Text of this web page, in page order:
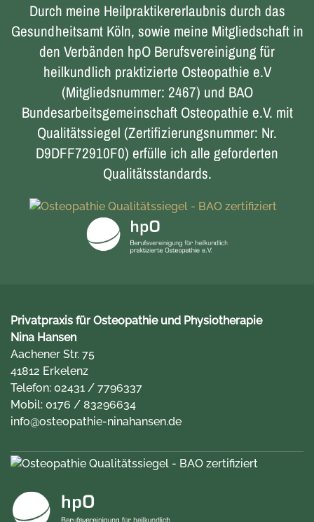
Durch meine Heilpraktikererlaubnis durch das
Gesundheitsamt Köln, sowie meine Mitgliedschaft in
den Verbänden hpO Berufsvereinigung für
heilkundlich praktizierte Osteopathie e.V
(Mitgliedsnummer: 2467) und BAO
Bundesarbeitsgemeinschaft Osteopathie e.V. mit
Qualitätssiegel (Zertifizierungsnummer: Nr.
D9DFF72910F0) erfülle ich alle geforderten
Qualitätsstandards.
Privatpraxis für Osteopathie und Physiotherapie
Nina Hansen
Aachener Str. 75
41812 Erkelenz
Telefon: 02431 / 7796337
Mobil: 0176 / 83296634
info@osteopathie-ninahansen.de